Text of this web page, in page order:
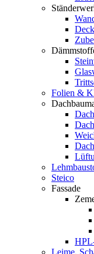
Folien &
Steico
Fassade
Leime,